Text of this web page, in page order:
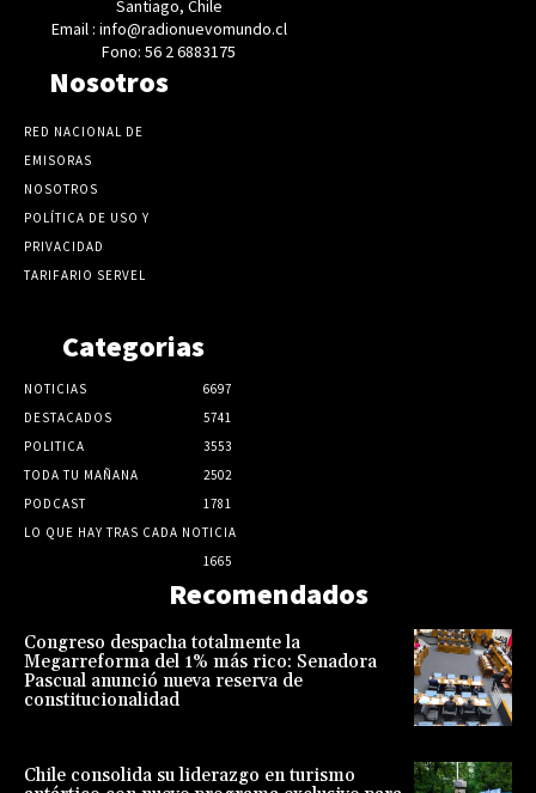
Santiago, Chile
Email : info@radionuevomundo.cl
Fono: 56 2 6883175
Nosotros
RED NACIONAL DE
EMISORAS
NOSOTROS
POLÍTICA DE USO Y
PRIVACIDAD
TARIFARIO SERVEL
Categorias
NOTICIAS
6697
DESTACADOS
5741
POLITICA
3553
TODA TU MAÑANA
2502
PODCAST
1781
LO QUE HAY TRAS CADA NOTICIA
1665
Recomendados
Congreso despacha totalmente la
Megarreforma del 1% más rico: Senadora
Pascual anunció nueva reserva de
constitucionalidad
Chile consolida su liderazgo en turismo